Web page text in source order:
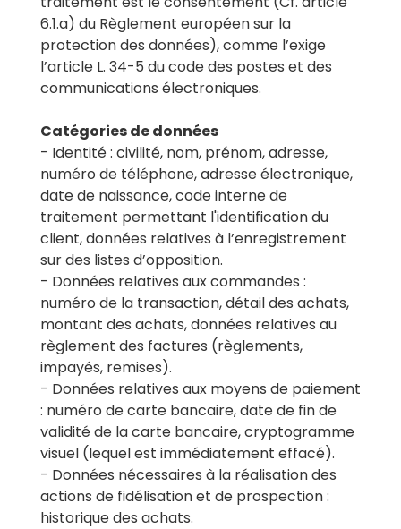
6.1.a) du Règlement européen sur la
protection des données), comme l’exige
l’article L. 34-5 du code des postes et des
communications électroniques.
Catégories de données
- Identité : civilité, nom, prénom, adresse,
numéro de téléphone, adresse électronique,
date de naissance, code interne de
traitement permettant l'identification du
client, données relatives à l’enregistrement
sur des listes d’opposition.
- Données relatives aux commandes :
numéro de la transaction, détail des achats,
montant des achats, données relatives au
règlement des factures (règlements,
impayés, remises).
- Données relatives aux moyens de paiement
: numéro de carte bancaire, date de fin de
validité de la carte bancaire, cryptogramme
visuel (lequel est immédiatement effacé).
- Données nécessaires à la réalisation des
actions de fidélisation et de prospection :
historique des achats.